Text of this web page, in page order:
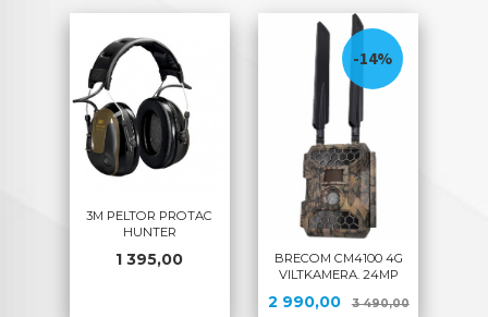
3M PELTOR PROTAC
HUNTER
Pris
1 395,00
BRECOM CM4100 4G
VILTKAMERA. 24MP
Tilbud
2 990,00 3 490,00Rabatt
-14%